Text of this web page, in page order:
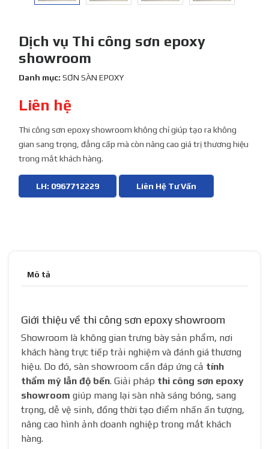
Dịch vụ Thi công sơn epoxy
showroom
Danh mục: SƠN SÀN EPOXY
Liên hệ
Thi công sơn epoxy showroom không chỉ giúp tạo ra không
gian sang trọng, đẳng cấp mà còn nâng cao giá trị thương hiệu
trong mắt khách hàng.
LH: 0967712229 Liên Hệ Tư Vấn
Mô tả
Giới thiệu về thi công sơn epoxy showroom
Showroom là không gian trưng bày sản phẩm, nơi
khách hàng trực tiếp trải nghiệm và đánh giá thương
hiệu. Do đó, sàn showroom cần đáp ứng cả tính
thẩm mỹ lẫn độ bền. Giải pháp thi công sơn epoxy
showroom giúp mang lại sàn nhà sáng bóng, sang
trọng, dễ vệ sinh, đồng thời tạo điểm nhấn ấn tượng,
nâng cao hình ảnh doanh nghiệp trong mắt khách
hàng.